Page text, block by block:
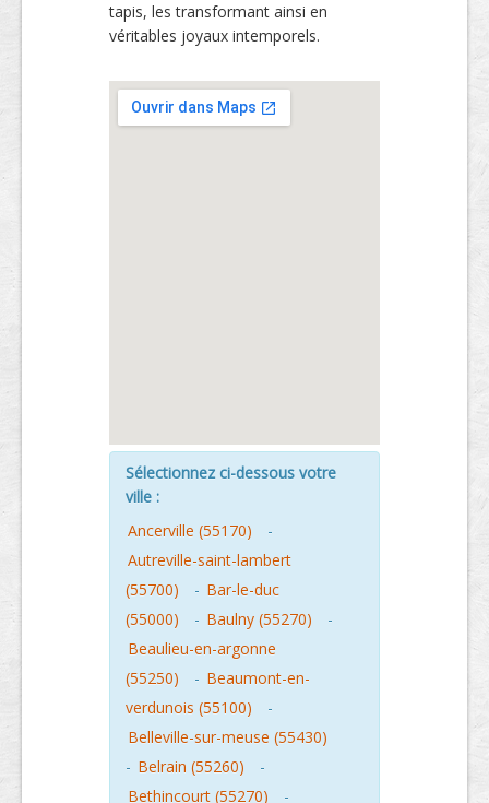
tapis, les transformant ainsi en
véritables joyaux intemporels.
Sélectionnez ci-dessous votre
ville :
Ancerville (55170)
-
Autreville-saint-lambert
(55700)
- Bar-le-duc
(55000)
- Baulny (55270)
-
Beaulieu-en-argonne
(55250)
- Beaumont-en-
verdunois (55100)
-
Belleville-sur-meuse (55430)
- Belrain (55260)
-
Bethincourt (55270)
-